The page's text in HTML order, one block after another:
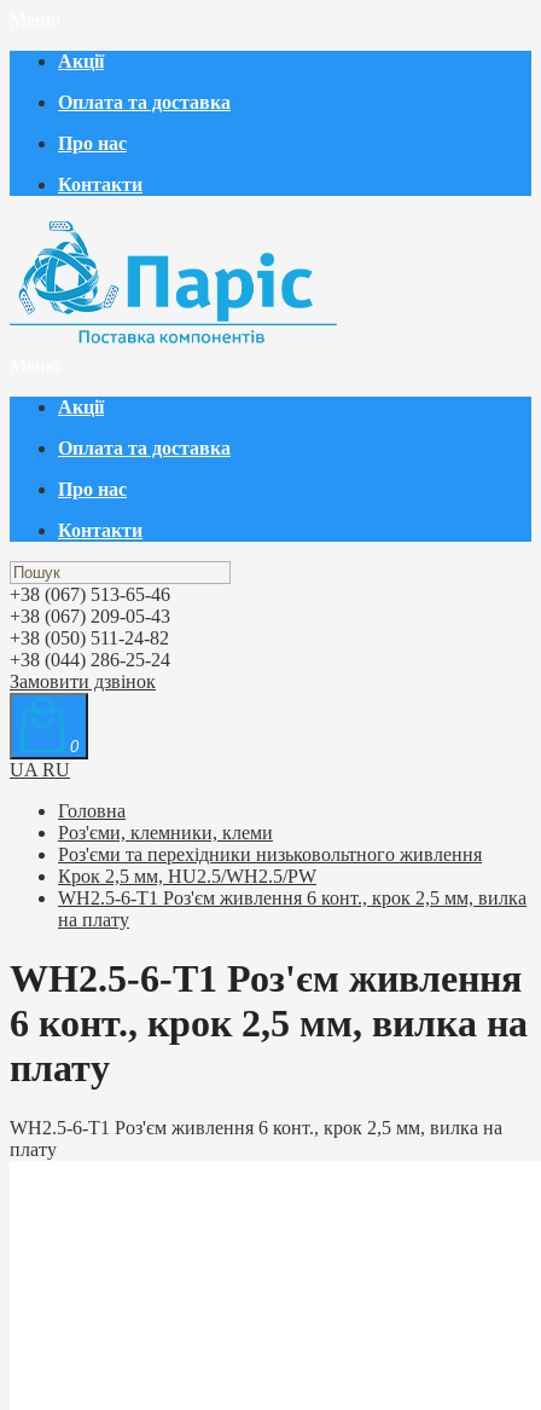
Акції
Оплата та доставка
Про нас
Контакти
Акції
Оплата та доставка
Про нас
Контакти
+38 (067) 513-65-46
+38 (067) 209-05-43
+38 (050) 511-24-82
+38 (044) 286-25-24
Замовити дзвінок
0
UA RU
Головна
Роз'єми, клемники, клеми
Роз'єми та перехідники низьковольтного живлення
Крок 2,5 мм, HU2.5/WH2.5/PW
WH2.5-6-T1 Роз'єм живлення 6 конт., крок 2,5 мм, вилка
на плату
WH2.5-6-T1 Роз'єм живлення
6 конт., крок 2,5 мм, вилка на
плату
WH2.5-6-T1 Роз'єм живлення 6 конт., крок 2,5 мм, вилка на
плату